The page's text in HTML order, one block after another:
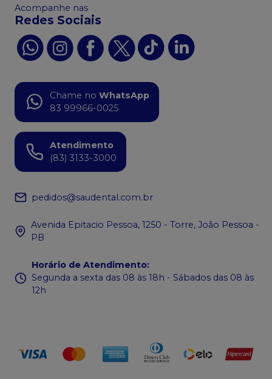
Acompanhe nas
Redes Sociais
Chame no WhatsApp
83 99966-0025
Atendimento
(83) 3133-3000
pedidos@saudental.com.br
Avenida Epitacio Pessoa, 1250 - Torre, João Pessoa -
PB
Horário de Atendimento:
Segunda a sexta das 08 às 18h - Sábados das 08 às
12h